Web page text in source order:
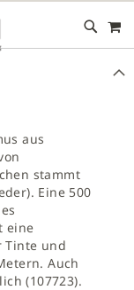
DIREKT
ZUM
SUCHE ZU
aus
stammt
Eine 500
eine
Tinte und
Auch
(107723).